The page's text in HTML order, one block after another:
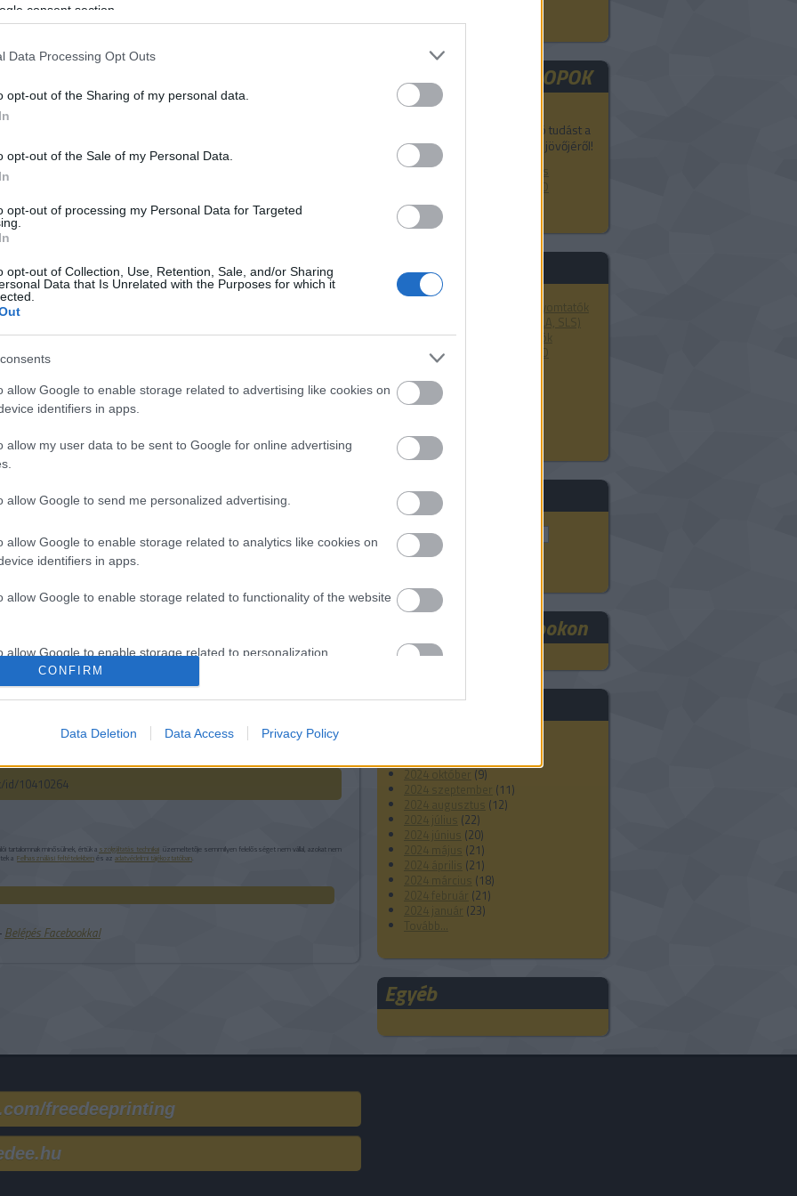
consent section.
Data Processing Opt Outs
opt-out of the Sharing of my personal data.
opt-out of the Sale of my Personal Data.
opt-out of processing my Personal Data for Targeted
opt-out of Collection, Use, Retention, Sale, and/or Sharing
Data that Is Unrelated with the Purposes for which it
allow Google to enable storage related to advertising like cookies on
identifiers in apps.
allow my user data to be sent to Google for online advertising
allow Google to send me personalized advertising.
allow Google to enable storage related to analytics like cookies on
identifiers in apps.
allow Google to enable storage related to functionality of the website
allow Google to enable storage related to personalization.
CONFIRM
Data Deletion Data Access Privacy Policy
3D TECH WORSKHOPOK
képzésein és szerezz átfogó tudást a
3D technológiák jelenéről és jövőjéről!
3D nyomtatás, modellezés és
szkennelés tanfolyamok a 3D
Akadémián.
Hasznos linkek
Markforged kompozit 3D nyomtatók
Formlabs 3D nyomtatók (SLA, SLS)
Ultimaker FDM 3D nyomtatók
CraftUnique magyar FDM 3D
nyomtatók
Bérnyomtatás
3D szkennerek
Keresés
FRE3DEE a Facebookon
Archívum
2024 október (9)
2024 szeptember (11)
2024 augusztus (12)
2024 július (22)
2024 június (20)
2024 május (21)
2024 április (21)
2024 március (18)
2024 február (21)
2024 január (23)
Tovább...
Egyéb
az 123D Circuits és a Fusion 360 programokat,
teljes portfolióját tette ingyen
Egy-egy Fab Lab tíz előfizetést kap a
szintű eszközöket (Fusion 360, Inventor
Pro, 3ds Max), valamint 25 gigabájt tárhelyet is
vár: a Fab Lab közösség a maker-kultúra
hogy még jobban kiveszi a részét a globális
Tetszik 0
Maker kultúra
A COBOD piacra
t
A SpaceX addítív
Velo3D-vel
id/10410264
tartalomnak minősülnek, értük a szolgáltatás technikai üzemeltetője semmilyen felelősséget nem vállal, azokat nem
a Felhasználási feltételekbenés az adatvédelmi tájékoztatóban
Belépés Facebookkal
freedeeprinting